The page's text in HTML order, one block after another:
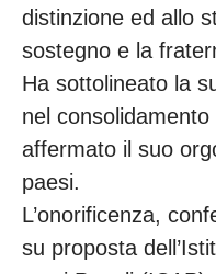
distinzione ed allo
sostegno e la
Ha sottolineato la
nel
affermato il suo
paesi.
L’onorificenza,
su proposta